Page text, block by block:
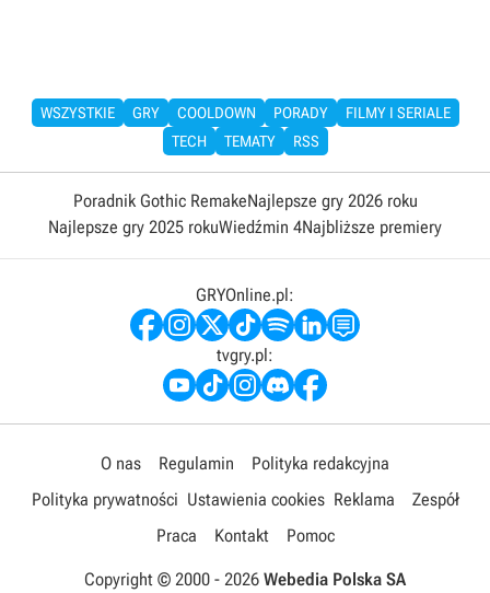
WSZYSTKIE GRY COOLDOWN PORADY
FILMY I SERIALE
TECH
TEMATY RSS
Poradnik Gothic RemakeNajlepsze gry 2026 roku
Najlepsze gry 2025 rokuWiedźmin 4Najbliższe premiery
GRYOnline.pl:
tvgry.pl:
O nas Regulamin
Polityka redakcyjna
Polityka prywatności Ustawienia cookies Reklama
Zespół
Praca
Kontakt Pomoc
Copyright © 2000 - 2026 Webedia Polska SA